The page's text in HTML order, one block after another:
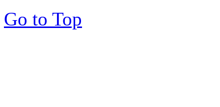
Go to Top